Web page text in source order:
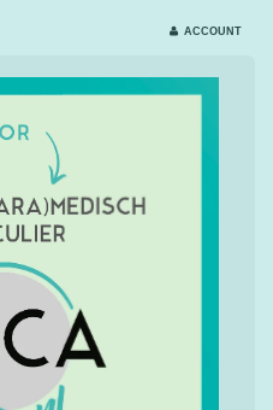
ACCOUNT